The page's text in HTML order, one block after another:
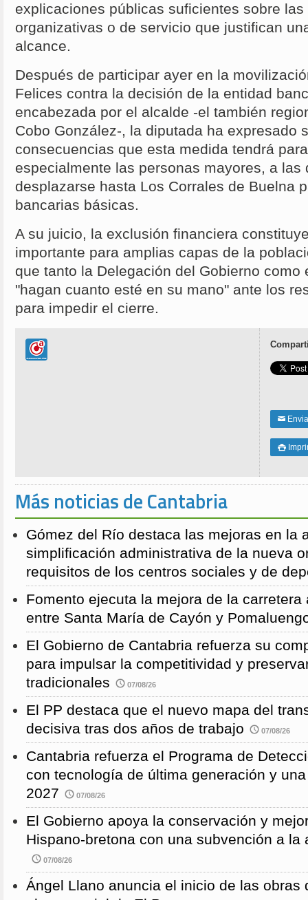
explicaciones públicas suficientes sobre
organizativas o de servicio que justifican
alcance.
Después de participar ayer en la
Felices contra la decisión de la entidad
encabezada por el alcalde -el también
Cobo González-, la diputada ha expresado
consecuencias que esta medida tendrá
especialmente las personas mayores, a las
desplazarse hasta Los Corrales de Buelna
bancarias básicas.
A su juicio, la exclusión financiera
importante para amplias capas de la
que tanto la Delegación del Gobierno como
"hagan cuanto esté en su mano" ante los
para impedir el cierre.
✉

Más noticias de Cantabria
Gómez del Río destaca las mejoras en la
simplificación administrativa de la nueva
requisitos de los centros sociales y de
Fomento ejecuta la mejora de la carretera
entre Santa María de Cayón y
El Gobierno de Cantabria refuerza su
para impulsar la competitividad y
tradicionales
07/08/26
El PP destaca que el nuevo mapa del
decisiva tras dos años de trabajo
07/08/26
Cantabria refuerza el Programa de
con tecnología de última generación y
2027
07/08/26
El Gobierno apoya la conservación y
Hispano-bretona con una subvención a la
07/08/26
Ángel Llano anuncia el inicio de las obras